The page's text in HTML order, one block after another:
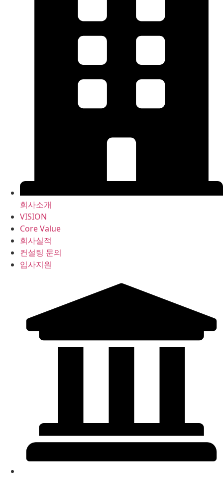
회사소개
VISION
Core Value
회사실적
컨설팅 문의
입사지원